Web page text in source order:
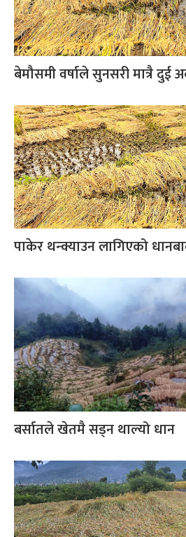
बेमौसमी वर्षाले सुनसरी मात्रै दुई
पाकेर थन्क्याउन लागिएको
बर्सातले खेतमै सड्न थाल्यो धान